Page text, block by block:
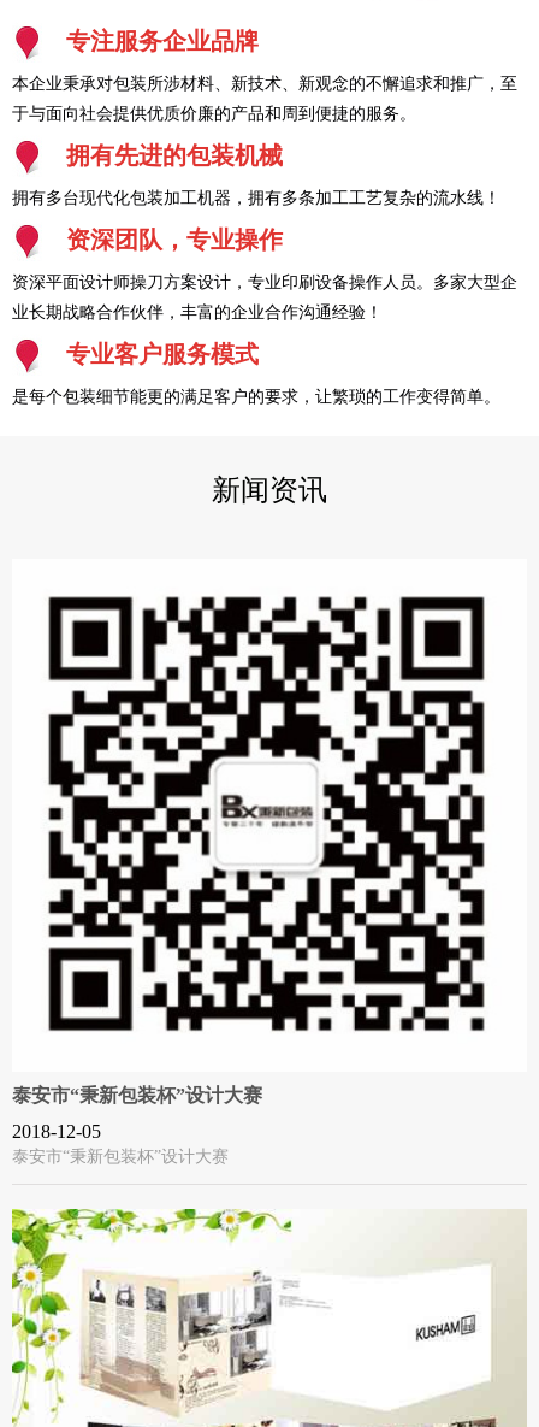
专注服务企业品牌
本企业秉承对包装所涉材料、新技术、新观念的不懈追求和推广，至
于与面向社会提供优质价廉的产品和周到便捷的服务。
拥有先进的包装机械
拥有多台现代化包装加工机器，拥有多条加工工艺复杂的流水线！
资深团队，专业操作
资深平面设计师操刀方案设计，专业印刷设备操作人员。多家大型企
业长期战略合作伙伴，丰富的企业合作沟通经验！
专业客户服务模式
是每个包装细节能更的满足客户的要求，让繁琐的工作变得简单。
新闻资讯
泰安市“秉新包装杯”设计大赛
2018-12-05
泰安市“秉新包装杯”设计大赛